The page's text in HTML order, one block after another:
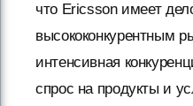
что Ericsson имеет
высококонкурентным
интенсивная
спрос на продукты и